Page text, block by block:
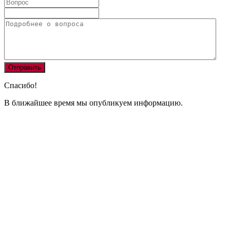
Спасибо!
В ближайшее время мы опубликуем информацию.